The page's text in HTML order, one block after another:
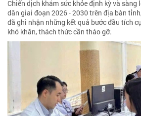
Chiến dịch khám sức khỏe định kỳ và sàng
dân giai đoạn 2026 - 2030 trên địa bàn
đã ghi nhận những kết quả bước đầu tích
khó khăn, thách thức cần tháo gỡ.